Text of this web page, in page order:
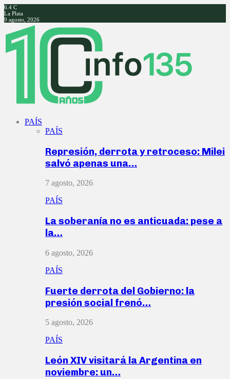
6.4 C
La Plata
9 agosto, 2026
Facebook
Twitter
Instagram
Youtube
PAÍS
PAÍS
Represión, derrota y retroceso: Milei
salvó apenas una…
7 agosto, 2026
PAÍS
La soberanía no es anticuada: pese a
la…
6 agosto, 2026
PAÍS
Fuerte derrota del Gobierno: la
presión social frenó…
5 agosto, 2026
PAÍS
León XIV visitará la Argentina en
noviembre: un…